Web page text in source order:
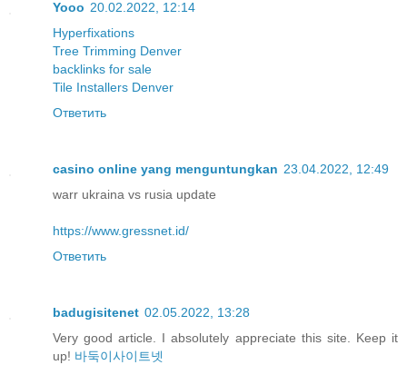
Yooo 20.02.2022, 12:14
Hyperfixations
Tree Trimming Denver
backlinks for sale
Tile Installers Denver
Ответить
casino online yang menguntungkan 23.04.2022, 12:49
warr ukraina vs rusia update
https://www.gressnet.id/
Ответить
badugisitenet 02.05.2022, 13:28
Very good article. I absolutely appreciate this site. Keep it
up! 바둑이사이트넷